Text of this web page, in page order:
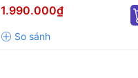
SFX/ FULL MODULAR/ 650W)
1.990.000₫